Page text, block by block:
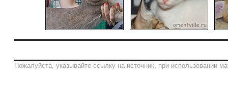
Пожалуйста, указывайте ссылку на источник, при использовании